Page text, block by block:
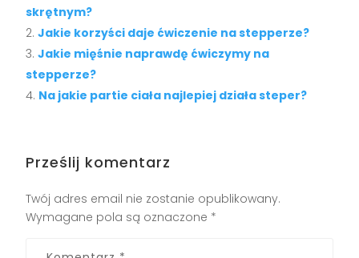
skrętnym?
Jakie korzyści daje ćwiczenie na stepperze?
Jakie mięśnie naprawdę ćwiczymy na
stepperze?
Na jakie partie ciała najlepiej działa steper?
Prześlij komentarz
Twój adres email nie zostanie opublikowany.
Wymagane pola są oznaczone *